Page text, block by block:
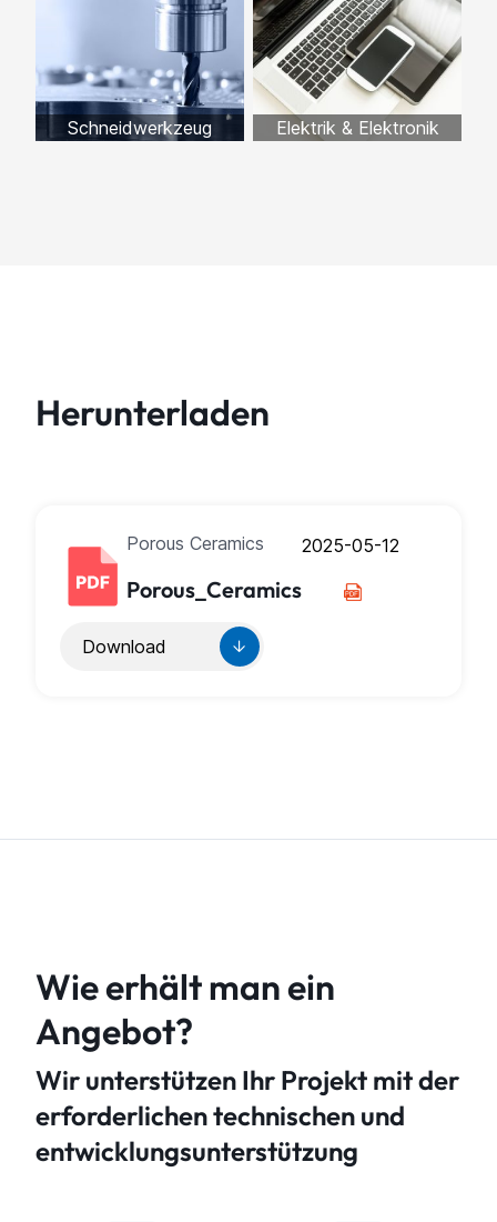
Schneidwerkzeug Elektrik & Elektronik
Herunterladen
Porous Ceramics
Porous_Ceramics
2025-05-12
Download
Wie erhält man ein
Angebot?
Wir unterstützen Ihr Projekt mit der
erforderlichen technischen und
entwicklungsunterstützung